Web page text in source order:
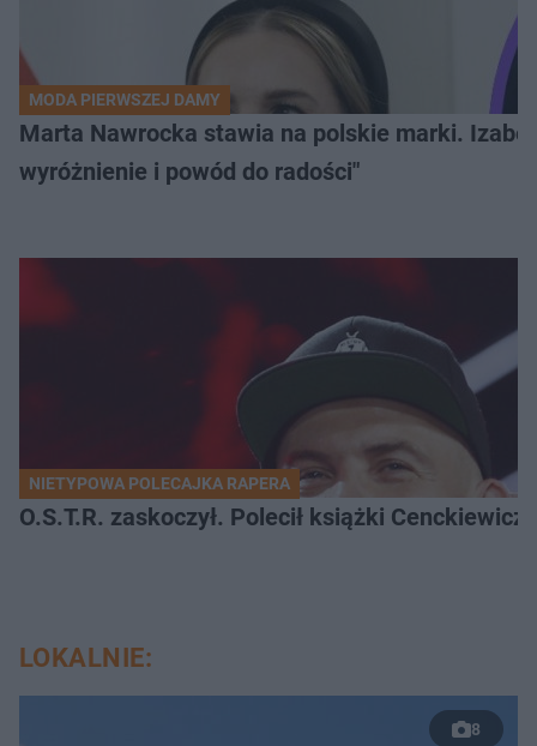
MODA PIERWSZEJ DAMY
Marta Nawrocka stawia na polskie marki.
wyróżnienie i powód do radości"
NIETYPOWA POLECAJKA RAPERA
O.S.T.R. zaskoczył. Polecił książki
LOKALNIE:
8